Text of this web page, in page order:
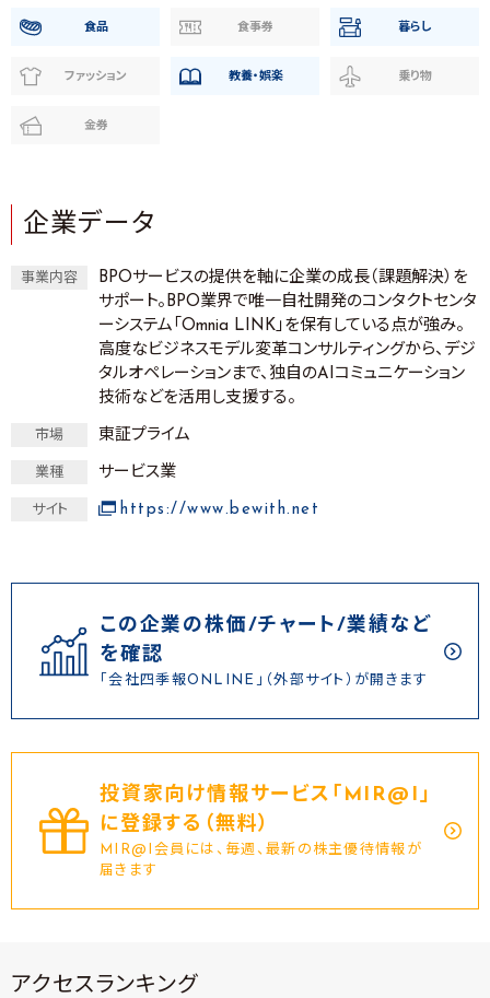
食品 食事券 暮らし
ファッション 教養・娯楽 乗り物
金券
企業データ
事業内容
BPOサービスの提供を軸に企業の成長（課題解決）を
サポート。BPO業界で唯一自社開発のコンタクトセンタ
ーシステム「Omnia LINK」を保有している点が強み。
高度なビジネスモデル変革コンサルティングから、デジ
タルオペレーションまで、独自のAIコミュニケーション
技術などを活用し支援する。
市場 東証プライム
業種 サービス業
サイト https://www.bewith.net
この企業の株価/チャート/業績など
を確認
「会社四季報ONLINE」（外部サイト）が開きます
投資家向け情報サービス｢MIR@I｣
に登録する（無料）
MIR@I会員には、毎週、最新の株主優待情報が
届きます
アクセスランキング